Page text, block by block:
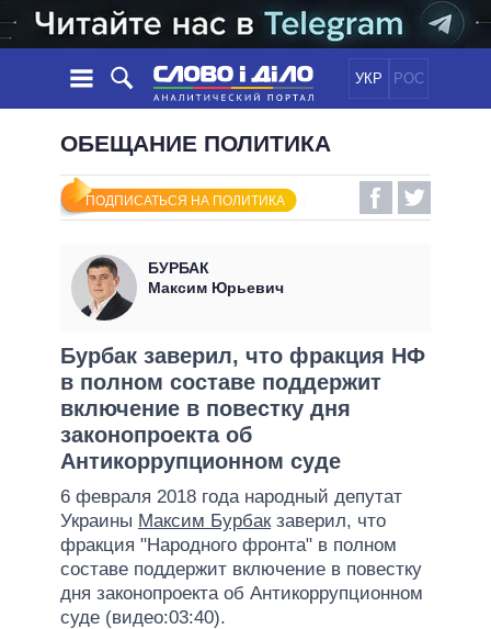
УКР РОС
НОВОСТИ
ЛЕНТА
СОБЫТИЯ
СТАТЬИ
МНЕНИЯ
ОБЗОРЫ
ДАЙДЖЕСТЫ
ПОЛИТИКА
ЭКОНОМИКА
МИР
ОБЕЩАНИЯ
ВСЕ ПОЛИТИКИ
ПРЕЗИДЕНТ И ОФИС
ВЕРХОВНАЯ РАДА
КАБИНЕТ МИНИСТРОВ
ГЛАВЫ ОБЛАДМИНИСТРАЦИЙ
МЭРЫ
ВСЕ ПЕРСОНЫ
ИНФОГРАФИКА
ПОДДЕРЖАТЬ
СРАВНЕНИЕ ПОЛИТИКОВ
ОБЕЩАНИЕ ПОЛИТИКА
ПОДПИСАТЬСЯ НА ПОЛИТИКА
БУРБАК
Максим Юрьевич
Бурбак заверил, что фракция НФ
в полном составе поддержит
включение в повестку дня
законопроекта об
Антикоррупционном суде
6 февраля 2018 года народный депутат
Украины Максим Бурбакзаверил, что
фракция "Народного фронта" в полном
составе поддержит включение в повестку
дня законопроекта об Антикоррупционном
суде (видео:03:40).